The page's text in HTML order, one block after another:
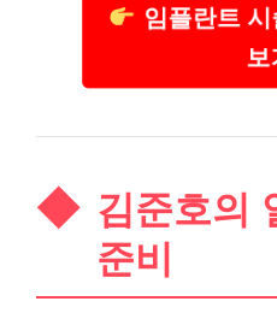
임플란트 시
보
김준호의
준비